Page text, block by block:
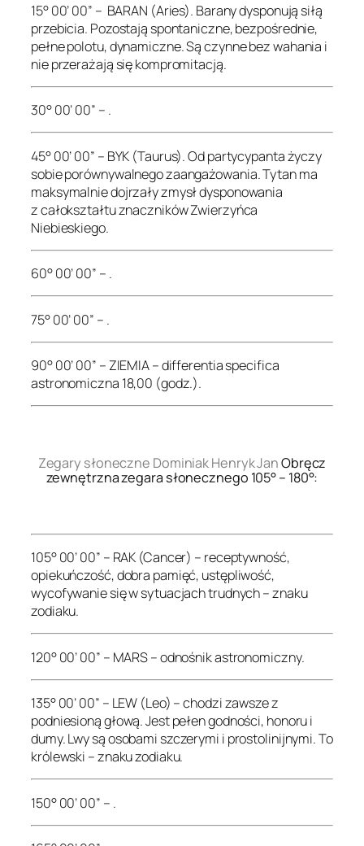
15° 00’ 00” – BARAN (Aries). Barany dysponują siłą
przebicia. Pozostają spontaniczne, bezpośrednie,
pełne polotu, dynamiczne. Są czynne bez wahania i
nie przerażają się kompromitacją.
30° 00’ 00” – .
45° 00’ 00” – BYK (Taurus). Od partycypanta życzy
sobie porównywalnego zaangażowania. Tytan ma
maksymalnie dojrzały zmysł dysponowania
z całokształtu znaczników Zwierzyńca
Niebieskiego.
60° 00’ 00” – .
75° 00’ 00” – .
90° 00’ 00” – ZIEMIA – differentia specifica
astronomiczna 18,00 (godz.).
Zegary słoneczne Dominiak Henryk JanObręcz
zewnętrzna zegara słonecznego 105° – 180°:
105° 00’ 00” – RAK (Cancer) – receptywność,
opiekuńczość, dobra pamięć, ustępliwość,
wycofywanie się w sytuacjach trudnych – znaku
zodiaku.
120° 00’ 00” – MARS – odnośnik astronomiczny.
135° 00’ 00” – LEW (Leo) – chodzi zawsze z
podniesioną głową. Jest pełen godności, honoru i
dumy. Lwy są osobami szczerymi i prostolinijnymi. To
królewski – znaku zodiaku.
150° 00’ 00” – .